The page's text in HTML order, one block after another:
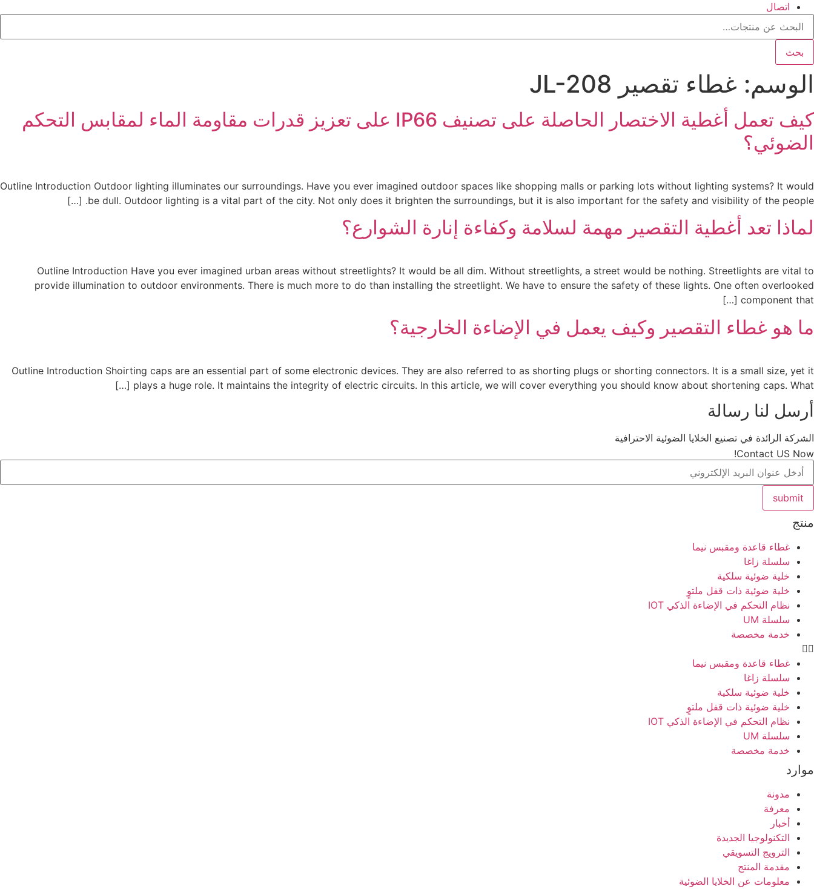
اتصال
البحث
عن:
بحث
الوسم: غطاء تقصير JL-208
كيف تعمل أغطية الاختصار الحاصلة على تصنيف IP66 على تعزيز قدرات مقاومة الماء لمقابس التحكم
الضوئي؟
Outline Introduction Outdoor lighting illuminates our surroundings. Have you ever imagined outdoor spaces like shopping malls or parking lots without lighting systems? It would
be dull. Outdoor lighting is a vital part of the city. Not only does it brighten the surroundings, but it is also important for the safety and visibility of the people. […]
لماذا تعد أغطية التقصير مهمة لسلامة وكفاءة إنارة الشوارع؟
Outline Introduction Have you ever imagined urban areas without streetlights? It would be all dim. Without streetlights, a street would be nothing. Streetlights are vital to
provide illumination to outdoor environments. There is much more to do than installing the streetlight. We have to ensure the safety of these lights. One often overlooked
component that […]
ما هو غطاء التقصير وكيف يعمل في الإضاءة الخارجية؟
Outline Introduction Shoirting caps are an essential part of some electronic devices. They are also referred to as shorting plugs or shorting connectors. It is a small size, yet it
plays a huge role. It maintains the integrity of electric circuits. In this article, we will cover everything you should know about shortening caps. What […]
أرسل لنا رسالة
الشركة الرائدة في تصنيع الخلايا الضوئية الاحترافية
Contact US Now!
submit
منتج
غطاء قاعدة ومقبس نيما
سلسلة زاغا
خلية ضوئية سلكية
خلية ضوئية ذات قفل ملتوٍ
نظام التحكم في الإضاءة الذكي IOT
سلسلة UM
خدمة مخصصة
غطاء قاعدة ومقبس نيما
سلسلة زاغا
خلية ضوئية سلكية
خلية ضوئية ذات قفل ملتوٍ
نظام التحكم في الإضاءة الذكي IOT
سلسلة UM
خدمة مخصصة
موارد
مدونة
معرفة
أخبار
التكنولوجيا الجديدة
الترويج التسويقي
مقدمة المنتج
معلومات عن الخلايا الضوئية